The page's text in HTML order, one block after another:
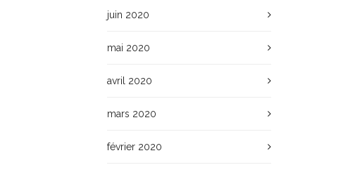
juin 2020
mai 2020
avril 2020
mars 2020
février 2020